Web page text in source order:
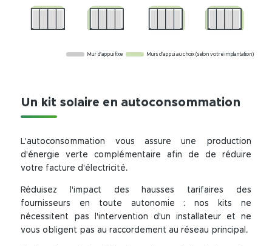
Mur d'appui fixe Murs d'appui au choix (selon votre implantation)
Un kit solaire en autoconsommation
L'autoconsommation vous assure une production
d'énergie verte complémentaire afin de de réduire
votre facture d'électricité.
Réduisez l'impact des hausses tarifaires des
fournisseurs en toute autonomie : nos kits ne
nécessitent pas l'intervention d'un installateur et ne
vous obligent pas au raccordement au réseau principal.